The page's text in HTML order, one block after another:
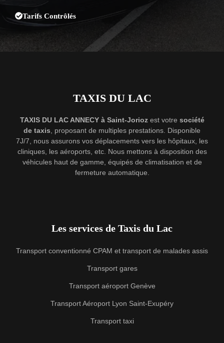
Tarifs Contrôlés
TAXIS DU LAC
TAXIS DU LAC ANNECY à Saint-Joriozest votre société
de taxis , proposant de multiples prestations. Disponible
7J/7, nous assurons vos déplacements vers les hôpitaux, les
cliniques, les aéroports, etc. Nous mettons à disposition des
véhicules haut de gamme, équipés de climatisation et de
fermeture automatique.
Les services de Taxis du Lac
Transport conventionné CPAM et transport de malades assis
Transport gares
Transport aéroport Genève
Transport Aéroport Lyon Saint-Exupéry
Transport taxi